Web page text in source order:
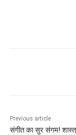
Previous article
संगीत का सुर संगम!